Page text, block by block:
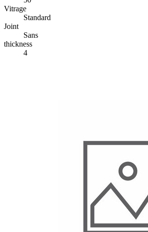
Vitrage
Standard
Joint
Sans
thickness
4